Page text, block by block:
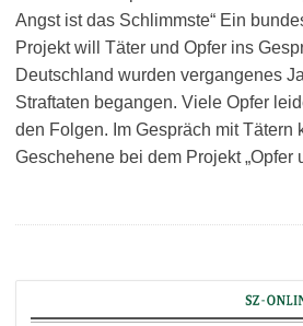
Angst ist das Schlimmste“ Ein
Projekt will Täter und Opfer ins
Deutschland wurden vergangenes
Straftaten begangen. Viele Opfer
den Folgen. Im Gespräch mit Tätern
Geschehene bei dem Projekt „Opfer